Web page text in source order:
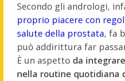
Secondo gli andrologi,
proprio piacere con
salute della prostata, fa
può addirittura far
È un aspetto da
nella routine quotidiana